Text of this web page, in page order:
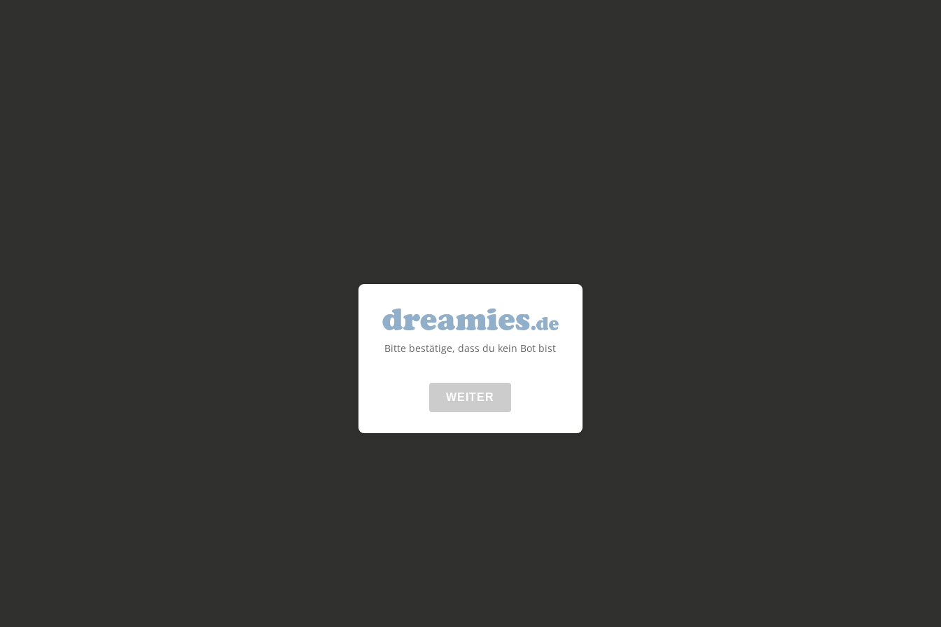
Bitte bestätige, dass du kein Bot bist
WEITER